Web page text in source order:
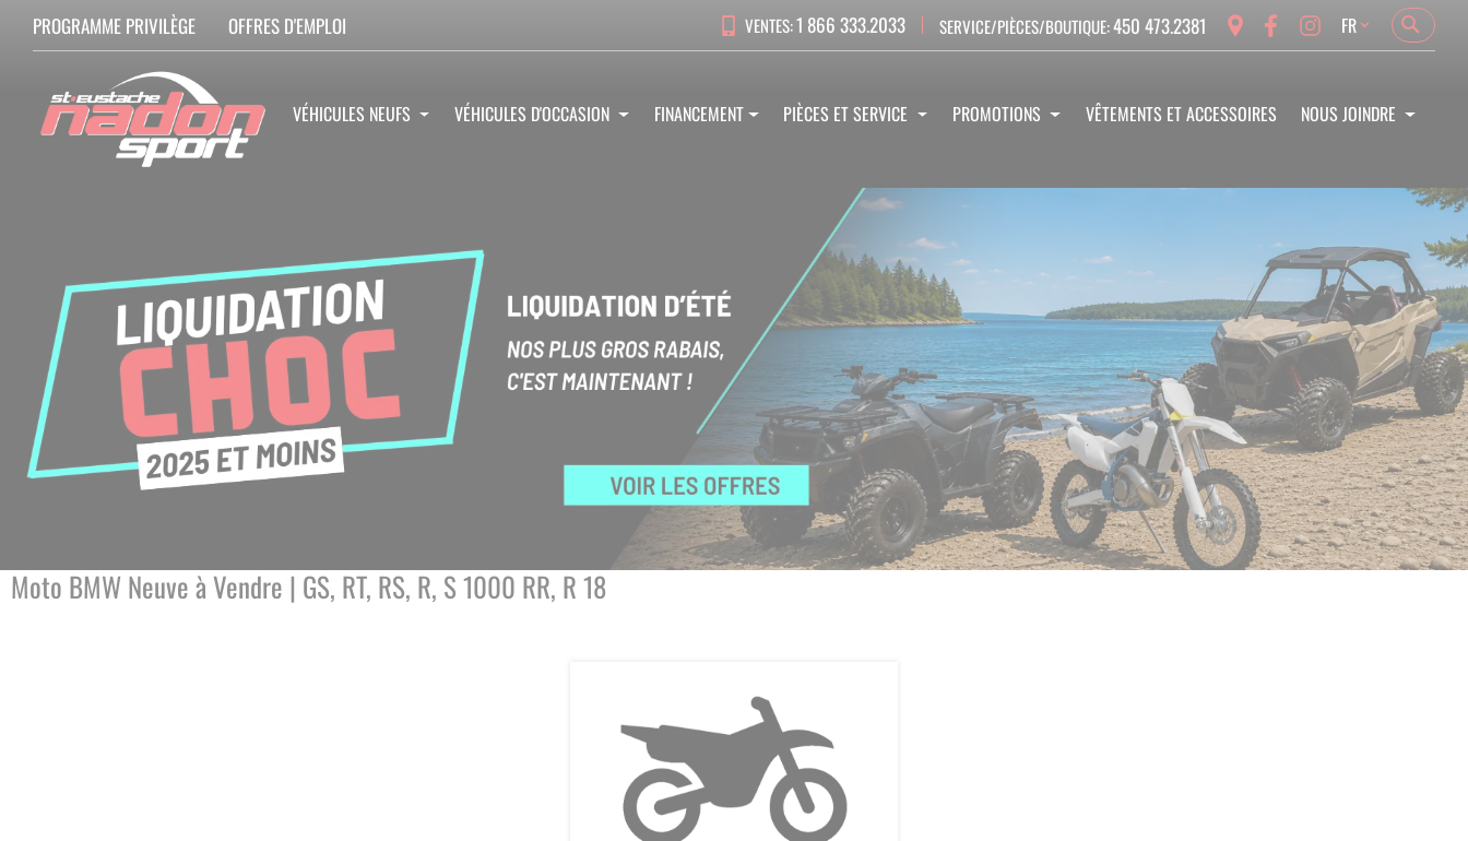
PROGRAMME PRIVILÈGE OFFRES D'EMPLOI VENTES:1 866 333.2033 SERVICE/PIÈCES/BOUTIQUE:450 473.2381
Search
Search
Language
FR
VÉHICULES NEUFS VÉHICULES D'OCCASION FINANCEMENT PIÈCES ET SERVICE PROMOTIONS VÊTEMENTS ET ACCESSOIRES NOUS JOINDRE
Moto BMW Neuve à Vendre | GS, RT, RS, R, S 1000 RR, R 18